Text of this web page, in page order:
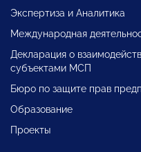
Экспертиза и Аналитика
Международная
Декларация о
субъектами МСП
Бюро по защите прав
Образование
Проекты